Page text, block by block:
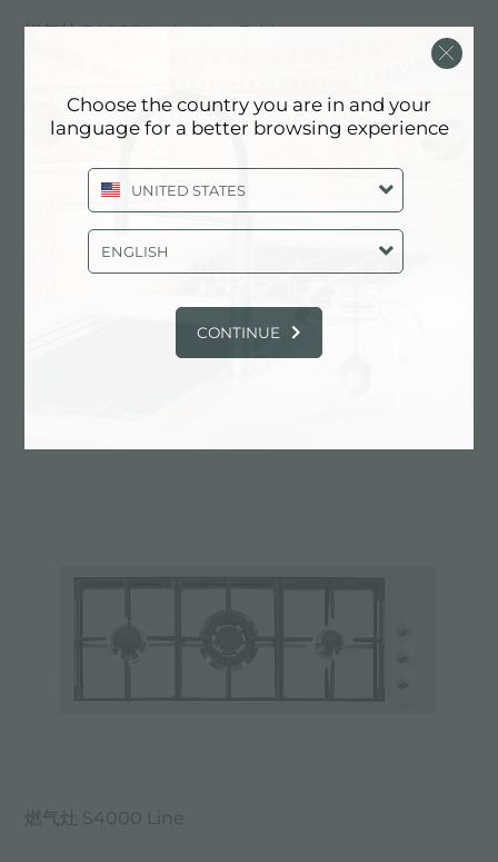
燃气灶 S4000 Induction Bridge
燃气灶 S4000 Line
Choose the country you are in and your
language for a better browsing experience
UNITED STATES
ENGLISH
CONTINUE